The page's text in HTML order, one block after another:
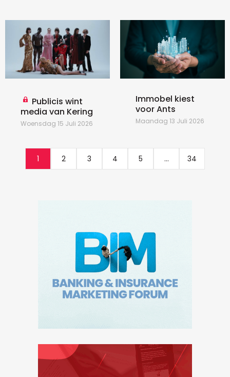
Publicis wint
media van Kering
Woensdag 15 Juli 2026
Immobel kiest
voor Ants
Maandag 13 Juli 2026
1 2 3 4 5 ... 34